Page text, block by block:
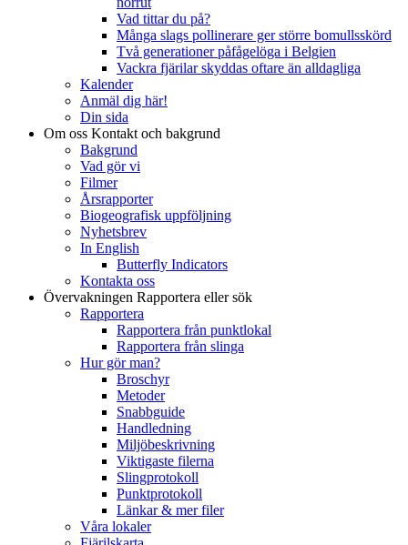
Vad tittar du på?
Många slags pollinerare ger större bomullsskörd
Två generationer påfågelöga i Belgien
Vackra fjärilar skyddas oftare än alldagliga
Kalender
Anmäl dig här!
Din sida
Om oss Kontakt och bakgrund
Bakgrund
Vad gör vi
Filmer
Årsrapporter
Biogeografisk uppföljning
Nyhetsbrev
In English
Butterfly Indicators
Kontakta oss
Övervakningen Rapportera eller sök
Rapportera
Rapportera från punktlokal
Rapportera från slinga
Hur gör man?
Broschyr
Metoder
Snabbguide
Handledning
Miljöbeskrivning
Viktigaste filerna
Slingprotokoll
Punktprotokoll
Länkar & mer filer
Våra lokaler